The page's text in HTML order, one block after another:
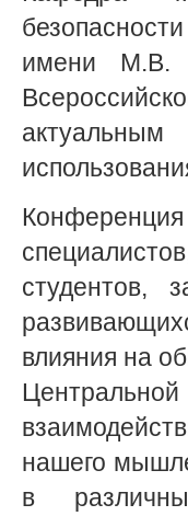
имени М.В.
Конференция
студентов,
влияния на
нашего
в